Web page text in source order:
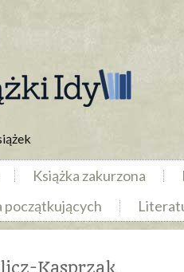
Książka zakurzona
początkujących
Kasprzak